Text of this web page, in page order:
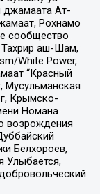
джамаата Ат-
Рохнамо
сообщество
Тахрир аш-Шам,
White Power,
“Красный
Мусульманская
Крымско-
Номана
возрождения
Белхороев,
Улыбается,